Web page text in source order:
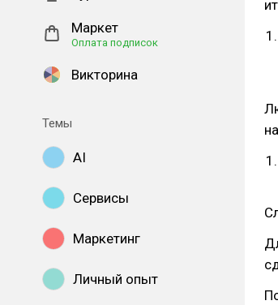
Маркет
Оплата подписок
Викторина
Темы
AI
Сервисы
Маркетинг
Личный опыт